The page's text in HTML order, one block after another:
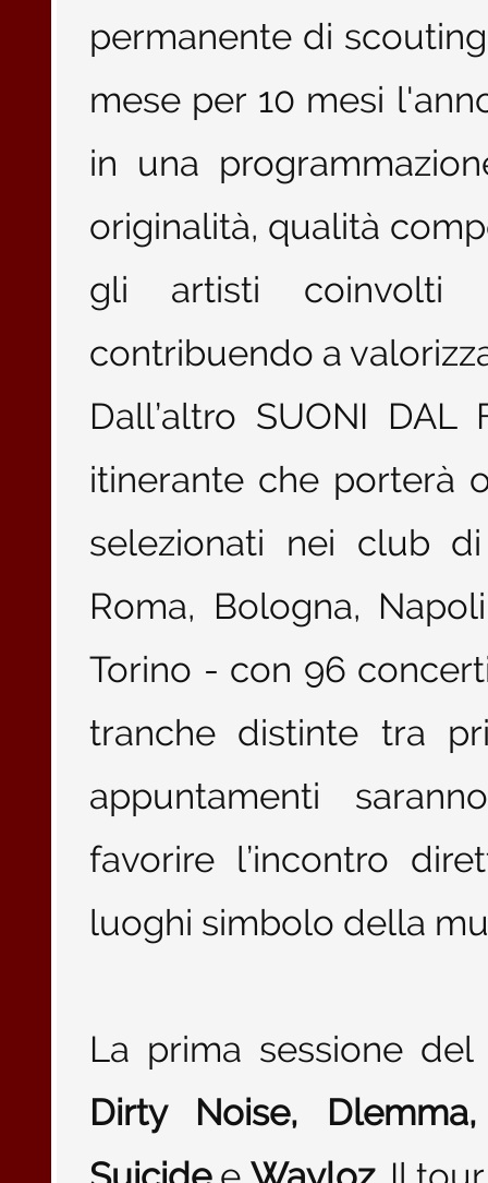
permanente di
mese per 10 mesi
in una
originalità, qualità
gli artisti coinvolti
contribuendo a
Dall’altro SUONI DAL
itinerante che porterà
selezionati nei club
Roma, Bologna,
Torino - con 96
tranche distinte tra
appuntamenti
favorire l’incontro
luoghi simbolo della
La prima sessione
Dirty Noise,